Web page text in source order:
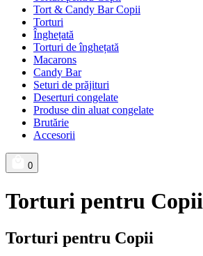
Tort & Candy Bar Copii
Torturi
Înghețată
Torturi de înghețată
Macarons
Candy Bar
Seturi de prăjituri
Deserturi congelate
Produse din aluat congelate
Brutărie
Accesorii
0
Torturi pentru Copii
Torturi pentru Copii